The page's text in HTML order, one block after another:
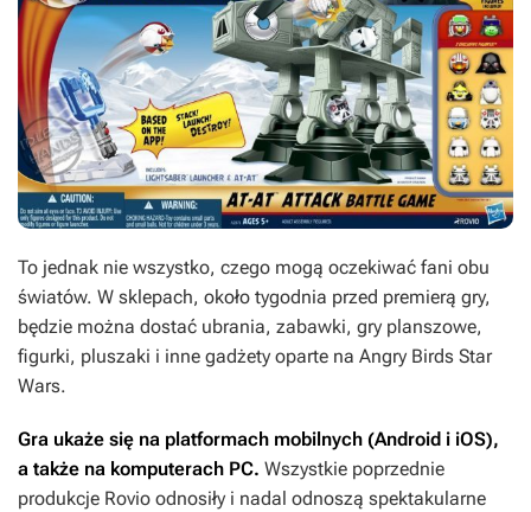
To jednak nie wszystko, czego mogą oczekiwać fani obu
światów. W sklepach, około tygodnia przed premierą gry,
będzie można dostać ubrania, zabawki, gry planszowe,
figurki, pluszaki i inne gadżety oparte na Angry Birds Star
Wars.
Gra ukaże się na platformach mobilnych (Android i iOS),
a także na komputerach PC. Wszystkie poprzednie
produkcje Rovio odnosiły i nadal odnoszą spektakularne